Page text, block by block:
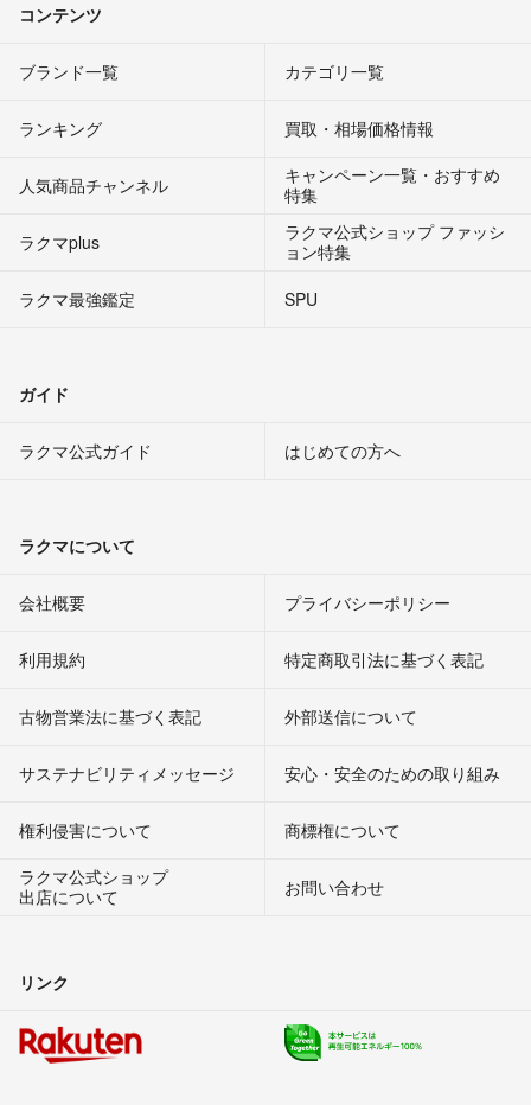
コンテンツ
ブランド一覧 カテゴリ一覧
ランキング 買取・相場価格情報
人気商品チャンネル
キャンペーン一覧・おすすめ
特集
ラクマplus
ラクマ公式ショップ ファッシ
ョン特集
ラクマ最強鑑定
SPU
ガイド
ラクマ公式ガイド はじめての方へ
ラクマについて
会社概要 プライバシーポリシー
利用規約 特定商取引法に基づく表記
古物営業法に基づく表記 外部送信について
サステナビリティメッセージ 安心・安全のための取り組み
権利侵害について
商標権について
ラクマ公式ショップ
出店について
お問い合わせ
リンク